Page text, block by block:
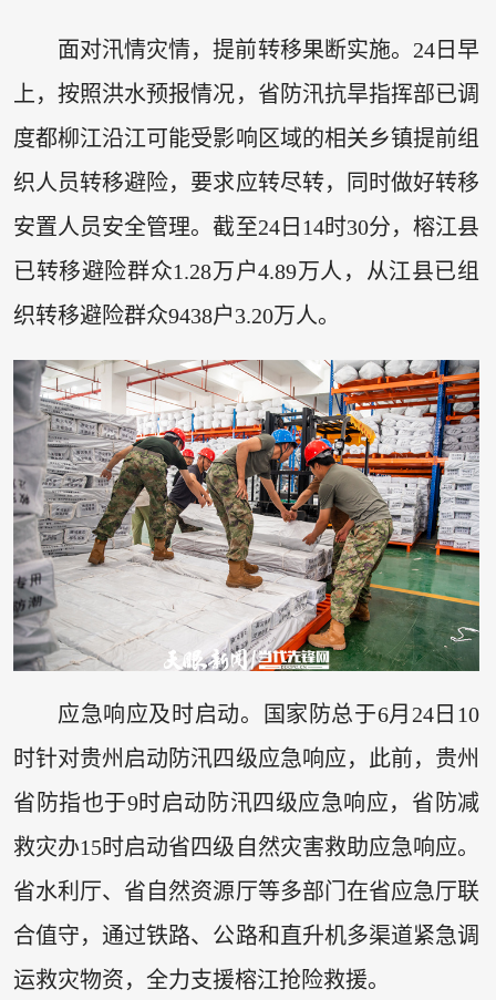
面对汛情灾情，提前转移果断实施。24日早
上，按照洪水预报情况，省防汛抗旱指挥部已调
度都柳江沿江可能受影响区域的相关乡镇提前组
织人员转移避险，要求应转尽转，同时做好转移
安置人员安全管理。截至24日14时30分，榕江县
已转移避险群众1.28万户4.89万人，从江县已组
织转移避险群众9438户3.20万人。
应急响应及时启动。国家防总于6月24日10
时针对贵州启动防汛四级应急响应，此前，贵州
省防指也于9时启动防汛四级应急响应，省防减
救灾办15时启动省四级自然灾害救助应急响应。
省水利厅、省自然资源厅等多部门在省应急厅联
合值守，通过铁路、公路和直升机多渠道紧急调
运救灾物资，全力支援榕江抢险救援。